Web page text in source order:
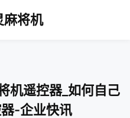
麻将机
机遥控器_如何自己
-企业快讯